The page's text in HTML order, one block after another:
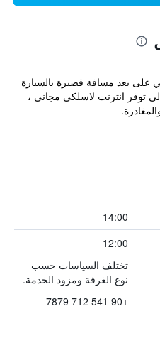
على بعد مسافة قصيرة بالسيارة
توفر انترنت لاسلكي مجاني ،
14:00
12:00
تختلف السياسات حسب
نوع الغرفة ومزود الخدمة.
+90 541 712 7879